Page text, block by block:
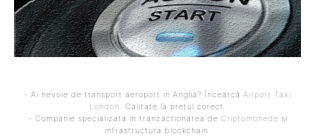
- Ai nevoie de transport aeroport in Anglia? Încearcă Airport Taxi
London . Calitate la prețul corect.
- Companie specializata in tranzactionarea de Criptomonede si
infrastructura blockchain.